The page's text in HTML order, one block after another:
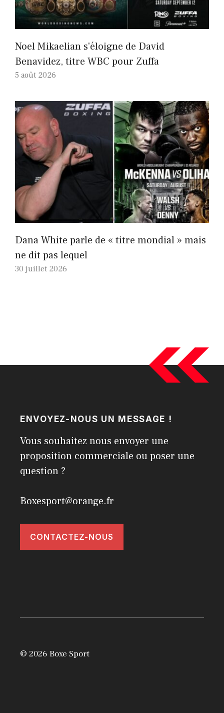
Noel Mikaelian s'éloigne de David
Benavidez, titre WBC pour Zuffa
5 août 2026
Dana White parle de « titre mondial » mais
ne dit pas lequel
30 juillet 2026
ENVOYEZ-NOUS UN MESSAGE !
Vous souhaitez nous envoyer une
proposition commerciale ou poser une
question ?
Boxesport@orange.fr
CONTACTEZ-NOUS
© 2026 Boxe Sport